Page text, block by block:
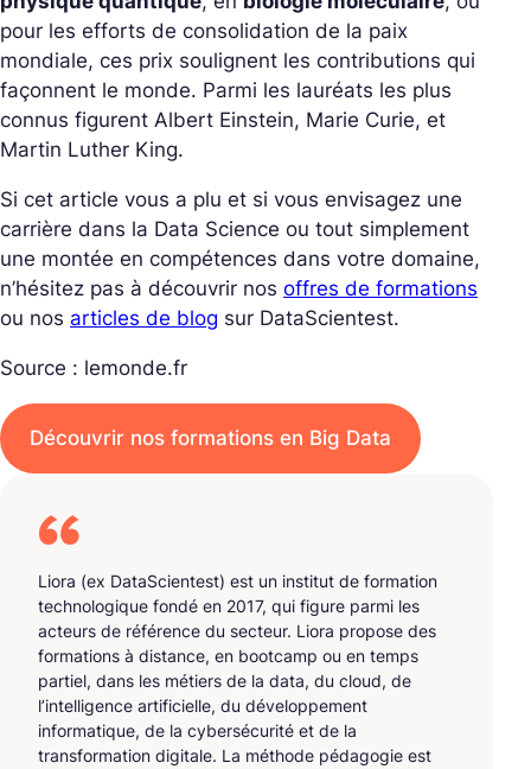
pour les efforts de consolidation de la paix
mondiale, ces prix soulignent les contributions qui
façonnent le monde. Parmi les lauréats les plus
connus figurent Albert Einstein, Marie Curie, et
Martin Luther King.
Si cet article vous a plu et si vous envisagez une
carrière dans la Data Science ou tout simplement
une montée en compétences dans votre domaine,
n’hésitez pas à découvrir nos offres de formations
ou nos articles de blog sur DataScientest.
Source : lemonde.fr
Découvrir nos formations en Big Data
Liora (ex DataScientest) est un institut de formation
technologique fondé en 2017, qui figure parmi les
acteurs de référence du secteur. Liora propose des
formations à distance, en bootcamp ou en temps
partiel, dans les métiers de la data, du cloud, de
l’intelligence artificielle, du développement
informatique, de la cybersécurité et de la
transformation digitale. La méthode pédagogie est